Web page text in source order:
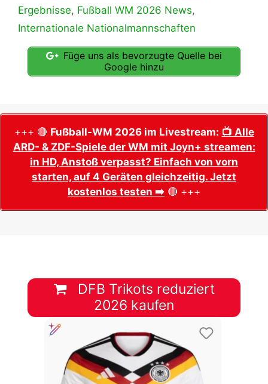
Ergebnisse, Fußball WM 2026 News,
Internationale Nationalmannschaften
Füge uns als bevorzugte Quelle bei
Google hinzu
+++ 🔴 Fußball-WM 2026 im Livestream: 📺 Alle
ARD- & ZDF-Spiele der WM mit Joyn+ streamen:
in HD, Anstoß verpasst? Einfach von vorn
starten, auf 4 Geräten gleichzeitig. Jetzt
kostenlos testen ➡️ 🔴 +++
DFB Trikots reduziert
2026 kaufen